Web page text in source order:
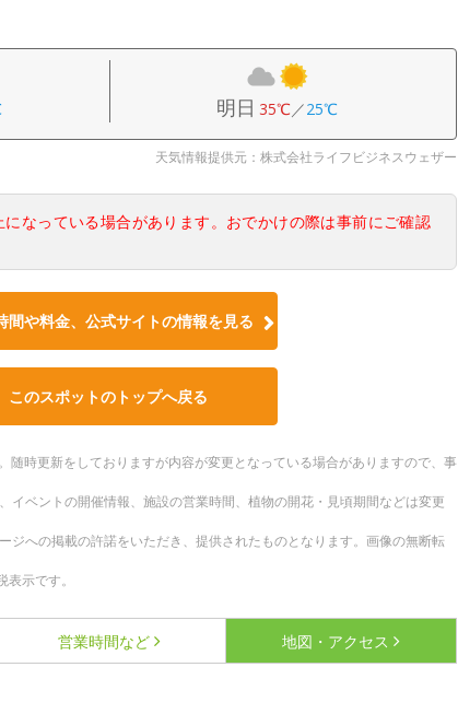
明日 35℃／25℃
天気情報提供元：株式会社ライフビジネスウェザー
なっている場合があります。おでかけの際は事前にご確認
間や料金、公式サイトの情報を見る
このスポットのトップへ戻る
時更新をしておりますが内容が変更となっている場合がありますので、事
イベントの開催情報、施設の営業時間、植物の開花・見頃期間などは変更
ジへの掲載の許諾をいただき、提供されたものとなります。画像の無断転
示です。
営業時間など 地図・アクセス